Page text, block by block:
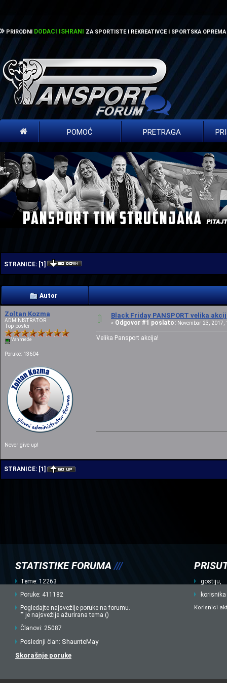
PRIRODNI DODACI ISHRANI ZA SPORTISTE I REKREATIVCE I SPORTSKA OPREMA
POMOĆ PRETRAGA
STRANICE: [1 ]
Autor
Zoltan Kozma
ADMINISTRATOR
Top poster
Van mreže
Poruke: 13604
Never give up!
Black Friday PANSPORT velika
« Odgovor #1 poslato: Novembar 23, 2017,
Velika Pansport akcija!
STRANICE: [1 ]
STATISTIKE FORUMA ///
Teme: 12263
Poruke: 411182
Pogledajte najsvežije poruke na forumu.
"" je najsvežije ažurirana tema ()
Članovi: 25087
Poslednji član: ShaunteMay
Skorašnje poruke
gostiju,
korisnika
Korisnici